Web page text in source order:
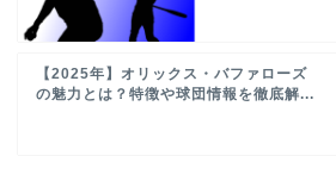
【2025年】オリックス・バファローズ
の魅力とは？特徴や球団情報を徹底解...